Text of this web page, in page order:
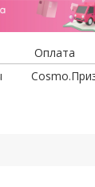
Оплата